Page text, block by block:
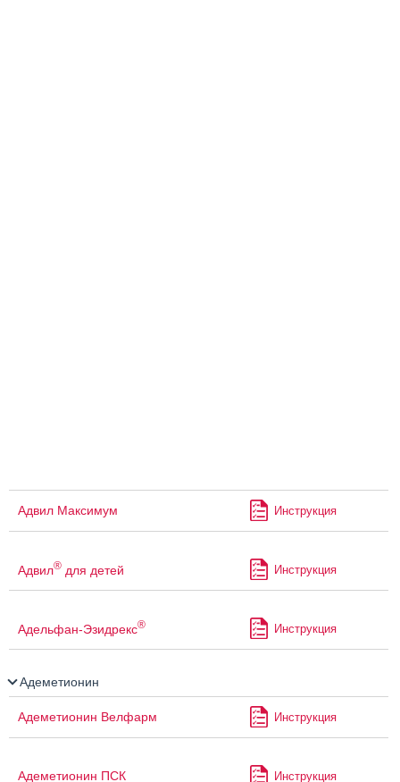
Адвил Максимум Инструкция
Адвил® для детей Инструкция
Адельфан-Эзидрекс® Инструкция
Адеметионин
Адеметионин Велфарм Инструкция
Адеметионин ПСК Инструкция